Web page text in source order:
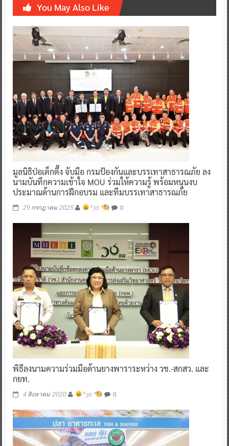
You May Also Like
มูลนิธิป่อเต็กตึ๊ง จับมือ กรมป้องกันและบรรเทาสาธารณภัย ลง
นามบันทึกความเข้าใจ MOU ร่วมให้ความรู้ พร้อมหนุนงบ
ประมาณด้านการฝึกอบรม และทีมบรรเทาสาธารณภัย
29 กรกฎาคม 2025 ^ jo ^ 0
พิธีลงนามความร่วมมือด้านยางพาราระหว่าง วช.-สกสว. และ
กยท.
4 สิงหาคม 2020 ^ jo ^ 0